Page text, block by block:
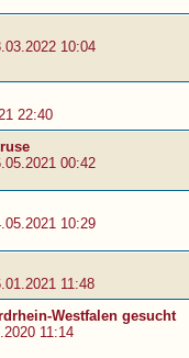
10:04
22:40
00:42
10:29
11:48
Westfalen gesucht
11:14